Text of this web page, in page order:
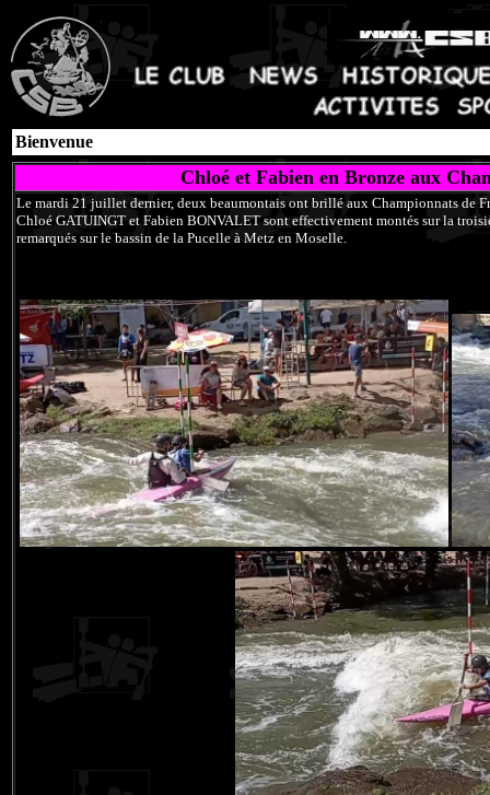
Bienvenue
Chloé et Fabien en Bronze aux
Le mardi 21 juillet dernier, deux beaumontais ont brillé aux Championnats de
Chloé GATUINGT et Fabien BONVALET sont effectivement montés sur la
remarqués sur le bassin de la Pucelle à Metz en Moselle.